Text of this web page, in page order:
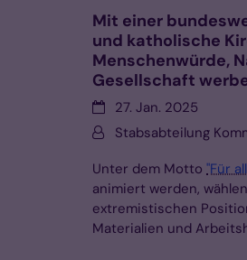
Mit einer
und katholische
Menschenwürde,
Gesellschaft
Datum:27. Jan. 2025
Von:Stabsabteilung
Unter dem Motto "Für
animiert werden,
extremistischen
Materialien und